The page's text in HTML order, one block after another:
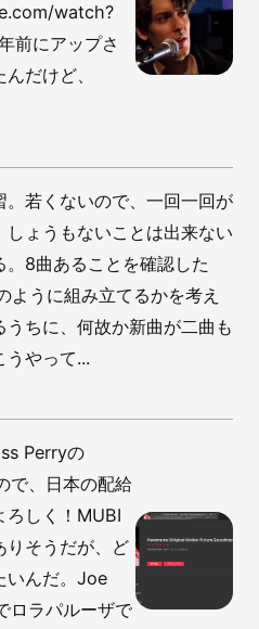
watch?
前にアップさ
だけど、
若くないので、一回一回が
ょうもないことは出来ない
8曲あることを確認した
ように組み立てるかを考え
ちに、何故か新曲が二曲も
うやって...
Perryの
で、日本の配給
ろしく！MUBI
りそうだが、ど
いんだ。Joe
ロラパルーザで